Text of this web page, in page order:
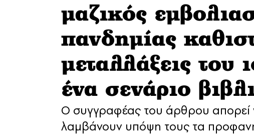
μαζικός
πανδημίας
μεταλλάξεις του
ένα σενάριο
Ο συγγραφέας του άρθρου απορεί
λαμβάνουν υπόψη τους τα